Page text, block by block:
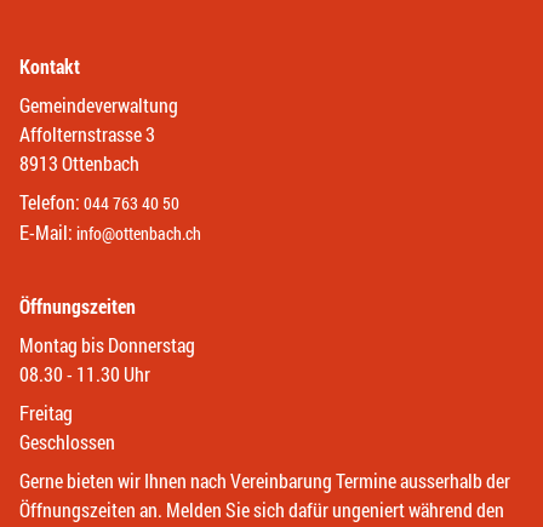
Kontakt
Gemeindeverwaltung
Affolternstrasse 3
8913 Ottenbach
Telefon: 044 763 40 50
E-Mail: info@ottenbach.ch
Öffnungszeiten
Montag bis Donnerstag
08.30 - 11.30 Uhr
Freitag
Geschlossen
Gerne bieten wir Ihnen nach Vereinbarung Termine ausserhalb der
Öffnungszeiten an. Melden Sie sich dafür ungeniert während den